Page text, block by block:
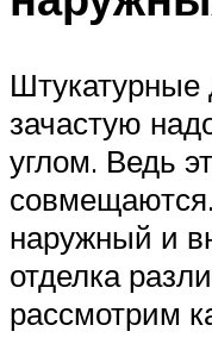
Штукатурные
зачастую
углом. Ведь
наружный и
отделка
рассмотрим